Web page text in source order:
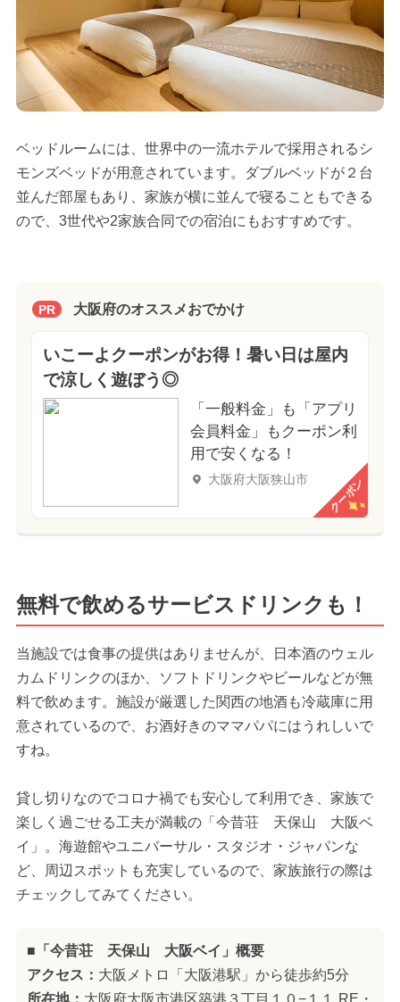
ベッドルームには、世界中の一流ホテルで採用されるシ
モンズベッドが用意されています。ダブルベッドが２台
並んだ部屋もあり、家族が横に並んで寝ることもできる
ので、3世代や2家族合同での宿泊にもおすすめです。
PR 大阪府のオススメおでかけ
いこーよクーポンがお得！暑い日は屋内
で涼しく遊ぼう◎
「一般料金」も「アプリ
会員料金」もクーポン利
用で安くなる！
大阪府大阪狭山市 クーポン
無料で飲めるサービスドリンクも！
当施設では食事の提供はありませんが、日本酒のウェル
カムドリンクのほか、ソフトドリンクやビールなどが無
料で飲めます。施設が厳選した関西の地酒も冷蔵庫に用
意されているので、お酒好きのママパパにはうれしいで
すね。
貸し切りなのでコロナ禍でも安心して利用でき、家族で
楽しく過ごせる工夫が満載の「今昔荘 天保山 大阪ベ
イ」。海遊館やユニバーサル・スタジオ・ジャパンな
ど、周辺スポットも充実しているので、家族旅行の際は
チェックしてみてください。
■「今昔荘 天保山 大阪ベイ」概要
アクセス： 大阪メトロ「大阪港駅」から徒歩約5分